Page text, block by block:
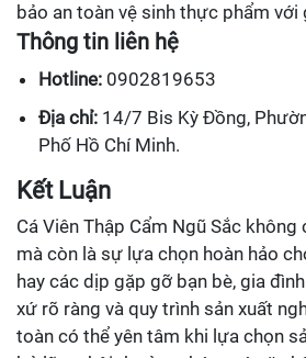
bảo an toàn vệ sinh thực phẩm với
Thông tin liên hệ
Hotline: 0902819653
Địa chỉ: 14/7 Bis Kỳ Đồng,
Phố Hồ Chí Minh.
Kết Luận
Cá Viên Thập Cẩm Ngũ Sắc không
mà còn là sự lựa chọn hoàn hảo
hay các dịp gặp gỡ bạn bè, gia
xứ rõ ràng và quy trình sản xuất
toàn có thể yên tâm khi lựa chọn